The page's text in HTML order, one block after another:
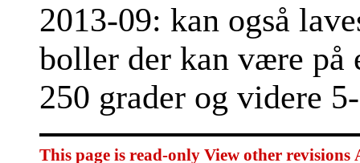
2013-09: kan også
boller der kan være på
250 grader og videre
This page is read-only View other revisions